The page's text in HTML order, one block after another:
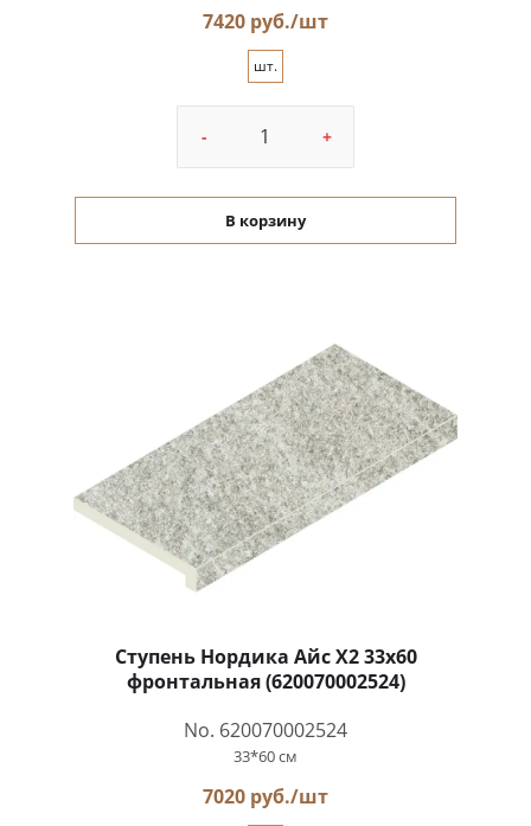
7420 руб./шт
шт.
- +
В корзину
Ступень Нордика Айс Х2 33x60
фронтальная (620070002524)
No. 620070002524
33*60 см
7020 руб./шт